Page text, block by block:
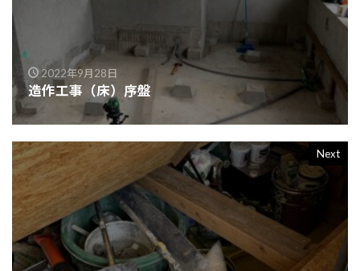
2022年9月28日
造作工事（床）序盤
Next